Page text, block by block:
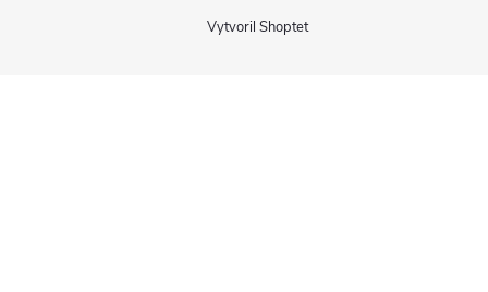
Vytvoril Shoptet